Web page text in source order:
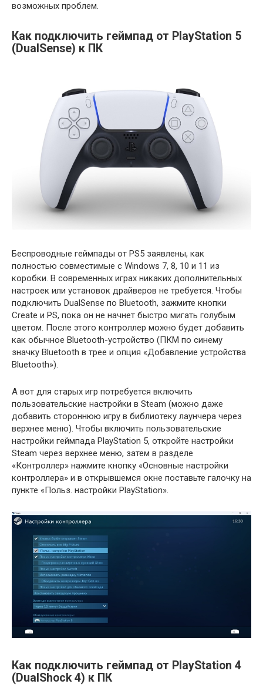
возможных проблем.
Как подключить геймпад от PlayStation 5
(DualSense) к ПК
Беспроводные геймпады от PS5 заявлены, как
полностью совместимые с Windows 7, 8, 10 и 11 из
коробки. В современных играх никаких дополнительных
настроек или установок драйверов не требуется. Чтобы
подключить DualSense по Bluetooth, зажмите кнопки
Create и PS, пока он не начнет быстро мигать голубым
цветом. После этого контроллер можно будет добавить
как обычное Bluetooth-устройство (ПКМ по синему
значку Bluetooth в трее и опция «Добавление устройства
Bluetooth»).
А вот для старых игр потребуется включить
пользовательские настройки в Steam (можно даже
добавить стороннюю игру в библиотеку лаунчера через
верхнее меню). Чтобы включить пользовательские
настройки геймпада PlayStation 5, откройте настройки
Steam через верхнее меню, затем в разделе
«Контроллер» нажмите кнопку «Основные настройки
контроллера» и в открывшемся окне поставьте галочку на
пункте «Польз. настройки PlayStation».
Как подключить геймпад от PlayStation 4
(DualShock 4) к ПК